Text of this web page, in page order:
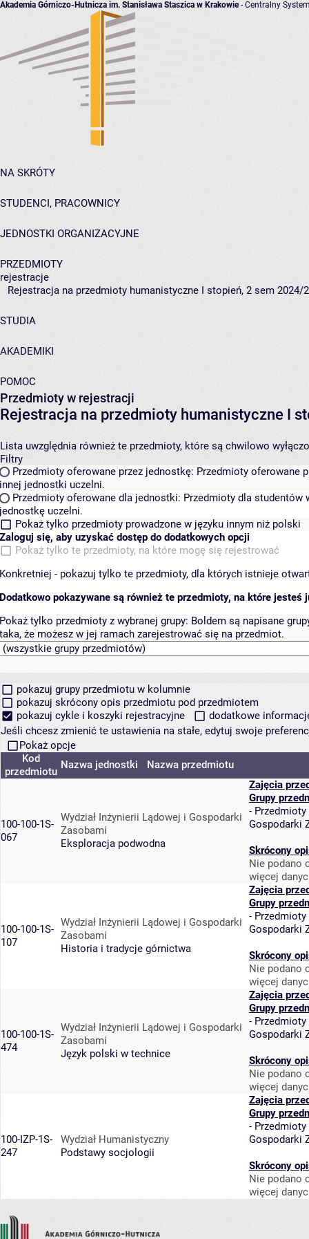
Akademia Górniczo-Hutnicza im. Stanisława Staszica w Krakowie- Centralny
NA SKRÓTY
STUDENCI, PRACOWNICY
JEDNOSTKI ORGANIZACYJNE
PRZEDMIOTY
rejestracje
Rejestracja na przedmioty humanistyczne I stopień, 2 sem 2024/
STUDIA
AKADEMIKI
POMOC
Przedmioty w rejestracji
Rejestracja na przedmioty humanistyczne I
Lista uwzględnia również te przedmioty, które są chwilowo
Filtry
Przedmioty oferowane przez jednostkę: Przedmioty oferowane
innej jednostki uczelni.
Przedmioty oferowane dla jednostki: Przedmioty dla studentów
jednostkę uczelni.
Pokaż tylko przedmioty prowadzone w języku innym niż polski
Zaloguj się, aby uzyskać dostęp do dodatkowych opcji
Pokaż tylko te przedmioty, na które mogę się rejestrować
Konkretniej - pokazuj tylko te przedmioty, dla których istnieje
Dodatkowo pokazywane są również te przedmioty, na które jesteś
Pokaż tylko przedmioty z wybranej grupy: Boldem są napisane
taka, że możesz w jej ramach zarejestrować się na przedmiot.
pokazuj grupy przedmiotu w kolumnie
pokazuj skrócony opis przedmiotu pod przedmiotem
pokazuj cykle i koszyki rejestracyjne
dodatkowe
Jeśli chcesz zmienić te ustawienia na stałe, edytuj swoje
Pokaż opcje
Kod
przedmiotu
Nazwa jednostki Nazwa przedmiotu
100-100-1S-
067
Wydział Inżynierii Lądowej i Gospodarki
Zasobami
Eksploracja podwodna
Zajęcia
Grupy
- Przedmioty
Gospodarki
Skrócony
Nie podano
więcej
100-100-1S-
107
Wydział Inżynierii Lądowej i Gospodarki
Zasobami
Historia i tradycje górnictwa
Zajęcia
Grupy
- Przedmioty
Gospodarki
Skrócony
Nie podano
więcej
100-100-1S-
474
Wydział Inżynierii Lądowej i Gospodarki
Zasobami
Język polski w technice
Zajęcia
Grupy
- Przedmioty
Gospodarki
Skrócony
Nie podano
więcej
100-IZP-1S-
247
Wydział Humanistyczny
Podstawy socjologii
Zajęcia
Grupy
- Przedmioty
Gospodarki
Skrócony
Nie podano
więcej